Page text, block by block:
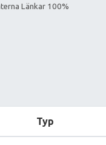
Länkar 100%
Typ